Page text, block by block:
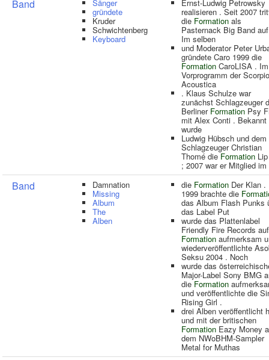
Band Sänger
gründete
Kruder
Schwichtenberg
Keyboard
Ernst-Ludwig Petrowsky
realisieren . Seit 2007
die Formation als
Pasternack Big Band
Im selben
und Moderator Peter
gründete Caro 1999 die
Formation CaroLISA . Im
Vorprogramm der
Acoustica
. Klaus Schulze war
zunächst Schlagzeuger
Berliner Formation Psy
mit Alex Conti . Bekannt
wurde
Ludwig Hübsch und dem
Schlagzeuger Christian
Thomé dieFormation
; 2007 war er Mitglied im
Band Damnation
Missing
Album
The
Alben
die Formation Der Klan .
1999 brachte die
das Album Flash Punks
das Label Put
wurde das Plattenlabel
Friendly Fire Records
Formation aufmerksam
wiederveröffentlichte
Seksu 2004 . Noch
wurde das
Major-Label Sony BMG
dieFormation
und veröffentlichte die
Rising Girl .
drei Alben veröffentlicht
und mit der britischen
Formation Eazy Money
dem NWoBHM-Sampler
Metal for Muthas